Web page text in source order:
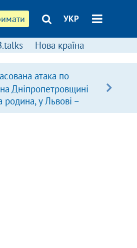
УКР
Нова країна
атака по
на Дніпропетровщині
родина, у Львові –